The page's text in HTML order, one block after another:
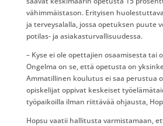
vähimmäistason. Erityisen
ja terveysalalla, jossa opetuksen puute
potilas- ja asiakasturvallisuudessa.
– Kyse ei ole opettajien osaamisesta tai
Ongelma on se, että opetusta on
Ammatillinen koulutus ei saa perustua
opiskelijat oppivat keskeiset
työpaikoilla ilman riittävää ohjausta,
Hopsu vaatii hallitusta varmistamaan,